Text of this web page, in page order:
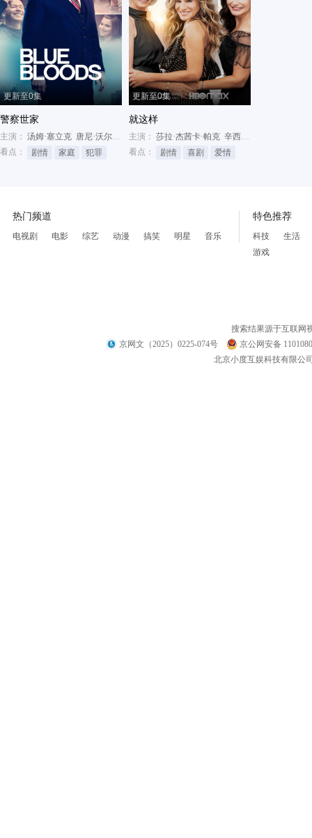
更新至0集
警察世家
主演： 汤姆·塞立克 唐尼·沃尔伯格
布丽姬·穆娜
看点：
剧情 家庭 犯罪
更新至0集
就这样
主演： 莎拉·杰茜卡·帕克 辛西娅·尼克松
看点：
剧情 喜剧 爱情
热门频道
电视剧 电影 综艺 动漫 搞笑 明星 音乐
特色推荐
科技
生活
游戏
搜索结果源于互联网
京网文（2025）0225-074号
京公网安备
北京小度互娱科技有限公